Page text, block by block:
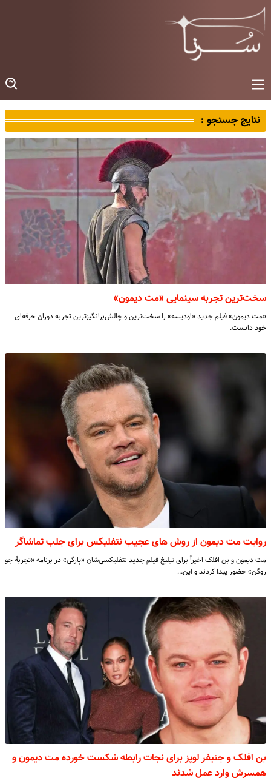
نتایج جستجو :
سخت‌ترین تجربه سینمایی «مت دیمون»
«مت دیمون» فیلم جدید «اودیسه» را سخت‌ترین و چالش‌برانگیزترین تجربه دوران حرفه‌ای
خود دانست.
روایت مت دیمون از روش های عجیب نتفلیکس برای جلب تماشاگر
مت دیمون و بن افلک اخیراً برای تبلیغ فیلم جدید نتفلیکسی‌شان «پارگی» در برنامه «تجربهٔ جو
روگن» حضور پیدا کردند و این…
بن افلک و جنیفر لوپز برای نجات رابطه شکست خورده مت دیمون و
همسرش وارد عمل شدند